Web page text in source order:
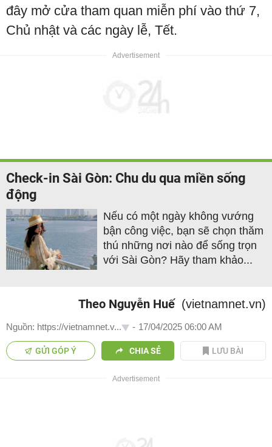
đây mở cửa tham quan miễn phí vào thứ 7,
Chủ nhật và các ngày lễ, Tết.
Check-in Sài Gòn: Chu du qua miền sống
động
Nếu có một ngày không vướng
bận công việc, bạn sẽ chọn thăm
thú những nơi nào để sống trọn
với Sài Gòn? Hãy tham khảo...
Theo Nguyễn Huế (vietnamnet.vn)
Nguồn: https://vietnamnet.v... - 17/04/2025 06:00 AM
GỬI GÓP Ý CHIA SẺ LƯU BÀI